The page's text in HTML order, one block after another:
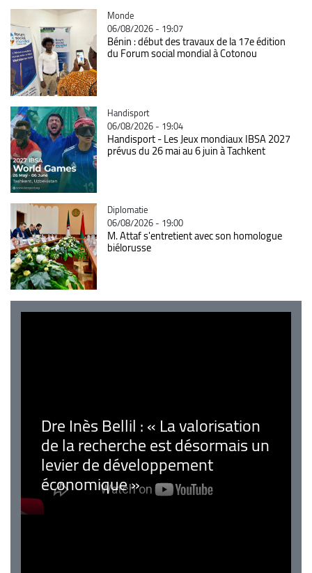
Catégorie
Monde
06/08/2026 - 19:07
Bénin : début des travaux de la 17e édition
du Forum social mondial à Cotonou
Catégorie
Handisport
06/08/2026 - 19:04
Handisport - Les Jeux mondiaux IBSA 2027
prévus du 26 mai au 6 juin à Tachkent
Catégorie
Diplomatie
06/08/2026 - 19:00
M. Attaf s'entretient avec son homologue
biélorusse
Dre Inès Bellil : « La valorisation
de la recherche est désormais un
levier de développement
économique »